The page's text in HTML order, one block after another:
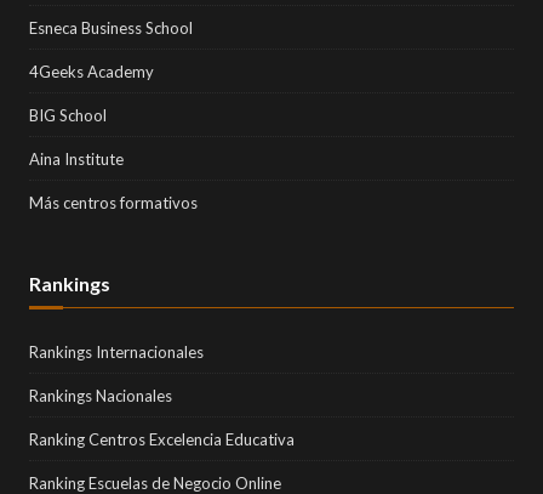
Esneca Business School
4Geeks Academy
BIG School
Aina Institute
Más centros formativos
Rankings
Rankings Internacionales
Rankings Nacionales
Ranking Centros Excelencia Educativa
Ranking Escuelas de Negocio Online